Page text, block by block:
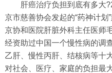
肝癌治疗负担到底有多大
京市慈善协会发起的“药神计
京协和医院肝脏外科主任医师
经资助过中国一个慢性病的调
乙肝、慢性丙肝、结核病等十
对社会、医疗、家庭的负担最